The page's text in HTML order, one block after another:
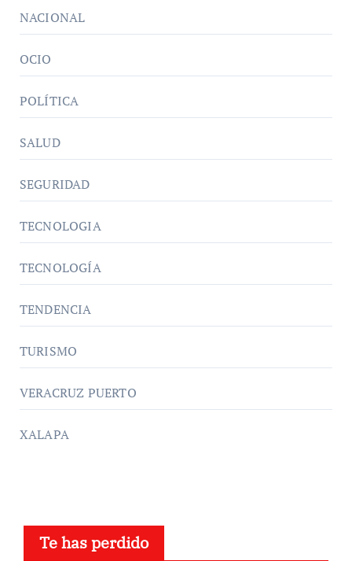
NACIONAL
OCIO
POLÍTICA
SALUD
SEGURIDAD
TECNOLOGIA
TECNOLOGÍA
TENDENCIA
TURISMO
VERACRUZ PUERTO
XALAPA
Te has perdido